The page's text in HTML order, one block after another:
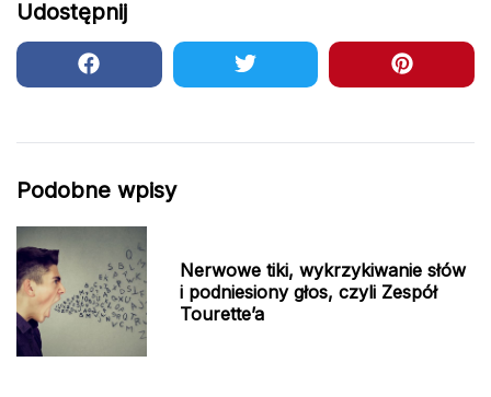
Udostępnij
Podobne wpisy
Nerwowe tiki, wykrzykiwanie słów
i podniesiony głos, czyli Zespół
Tourette’a